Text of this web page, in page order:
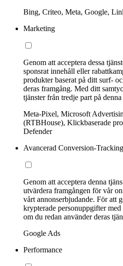
Bing, Criteo, Meta, Google,
Marketing
Genom att acceptera dessa
sponsrat innehåll eller
produkter baserat på ditt surf-
deras framgång. Med ditt
tjänster från tredje part på
Meta-Pixel, Microsoft
(RTBHouse), Klickbaserade
Defender
Avancerad Conversion-Tracking
Genom att acceptera denna
utvärdera framgången för vår
vårt annonserbjudande. För att
krypterade personuppgifter
om du redan använder deras
Google Ads
Performance